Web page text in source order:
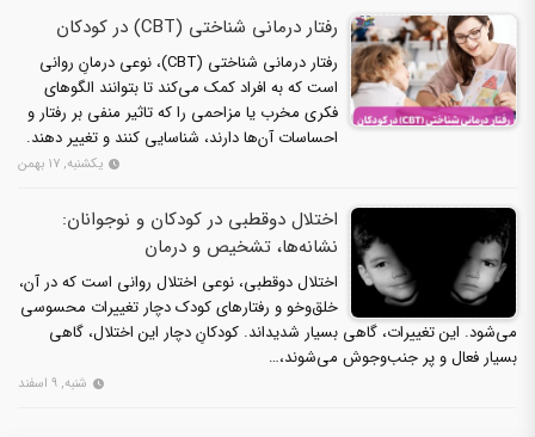
رفتار درمانی شناختی (CBT) در کودکان
رفتار درمانی شناختی (CBT)، نوعی درمانِ روانی
است که به افراد کمک می‌کند تا بتوانند الگوهای
فکری مخرب یا مزاحمی را که تاثیر منفی بر رفتار و
احساسات آن‌ها دارند، شناسایی کنند و تغییر دهند.
یکشنبه, ۱۷ بهمن
اختلال دوقطبی در کودکان و نوجوانان:
نشانه‌ها، تشخیص و درمان
اختلال دوقطبی، نوعی اختلال روانی است که در آن،
خلق‌وخو و رفتارهای کودک دچار تغییرات محسوسی
می‌شود. این تغییرات، گاهی بسیار شدیداند. کودکانِ دچار این اختلال، گاهی
بسیار فعال و پر جنب‌وجوش می‌شوند،…
شنبه, ۹ اسفند